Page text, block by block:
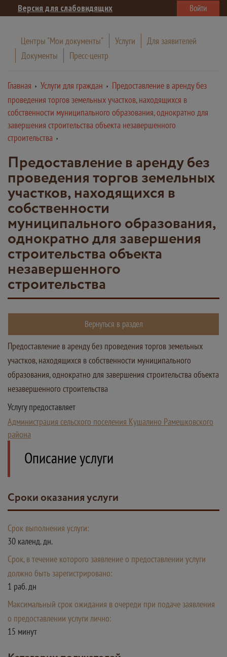
Версия для слабовидящих Войти
Центры "Мои документы" Услуги
Для заявителей
Документы
Пресс-центр
Главная Услуги для граждан
Предоставление в аренду без
проведения торгов земельных участков, находящихся в
собственности муниципального образования, однократно для
завершения строительства объекта незавершенного
строительства
Предоставление в аренду без
проведения торгов земельных
участков, находящихся в
собственности
муниципального образования,
однократно для завершения
строительства объекта
незавершенного
строительства
Вернуться в раздел
Предоставление в аренду без проведения торгов земельных
участков, находящихся в собственности муниципального
образования, однократно для завершения строительства объекта
незавершенного строительства
Услугу предоставляет
Администрация сельского поселения Кушалино Рамешковского
района
Описание услуги
Сроки оказания услуги
Срок выполнения услуги:
30 календ. дн.
Срок, в течение которого заявление о предоставлении услуги
должно быть зарегистрировано:
1 раб. дн
Максимальный срок ожидания в очереди при подаче заявления
о предоставлении услуги лично:
15 минут